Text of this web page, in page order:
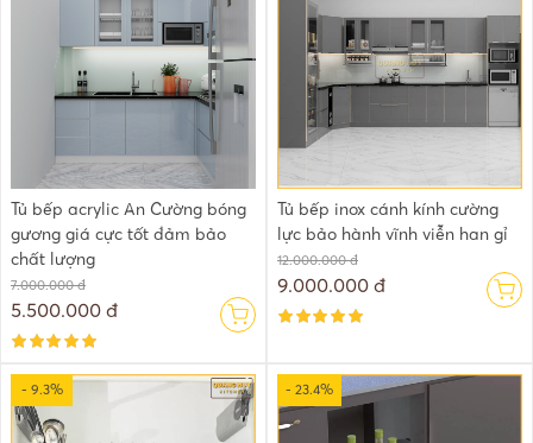
Tủ bếp acrylic An Cường bóng
gương giá cực tốt đảm bảo
chất lượng
7.000.000 đ
5.500.000 đ
Tủ bếp inox cánh kính cường
lực bảo hành vĩnh viễn han gỉ
12.000.000 đ
9.000.000 đ
- 9.3% - 23.4%